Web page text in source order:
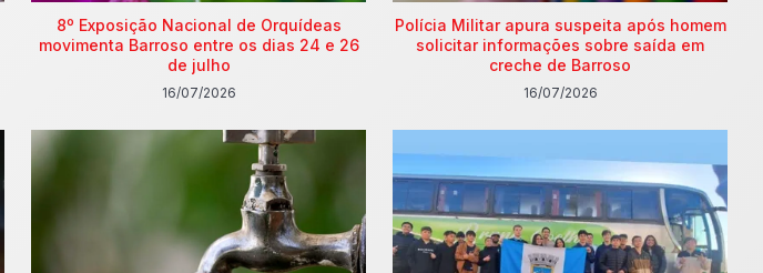
8º Exposição Nacional de Orquídeas
movimenta Barroso entre os dias 24 e 26
de julho
16/07/2026
Polícia Militar apura suspeita após homem
solicitar informações sobre saída em
creche de Barroso
16/07/2026